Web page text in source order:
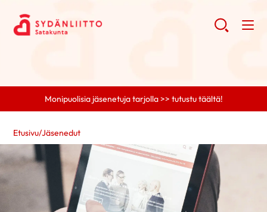
Monipuolisia jäsenetuja tarjolla >> tutustu täältä!
Etusivu/Jäsenedut